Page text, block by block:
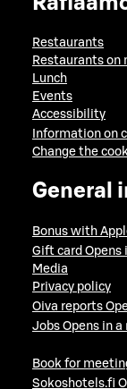
Restaurants
Restaurants on
Lunch
Events
Accessibility
Information on
Change the
General
Bonus with
Gift card Opens
Media
Privacy policy
Oiva reports
Jobs Opens in
Book for
Sokoshotels.fi